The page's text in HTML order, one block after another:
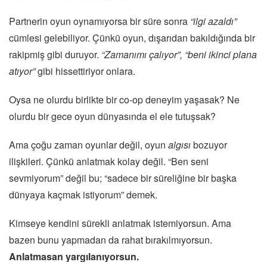
Partnerin oyun oynamıyorsa bir süre sonra “ilgi azaldı”
cümlesi gelebiliyor. Çünkü oyun, dışarıdan bakıldığında bir
rakipmiş gibi duruyor. “Zamanımı çalıyor”, “beni ikinci plana
atıyor”gibi hissettiriyor onlara.
Oysa ne olurdu birlikte bir co-op deneyim yaşasak? Ne
olurdu bir gece oyun dünyasında el ele tutuşsak?
Ama çoğu zaman oyunlar değil, oyun algısıbozuyor
ilişkileri. Çünkü anlatmak kolay değil. “Ben seni
sevmiyorum” değil bu; “sadece bir süreliğine bir başka
dünyaya kaçmak istiyorum” demek.
Kimseye kendini sürekli anlatmak istemiyorsun. Ama
bazen bunu yapmadan da rahat bırakılmıyorsun.
Anlatmasan yargılanıyorsun.